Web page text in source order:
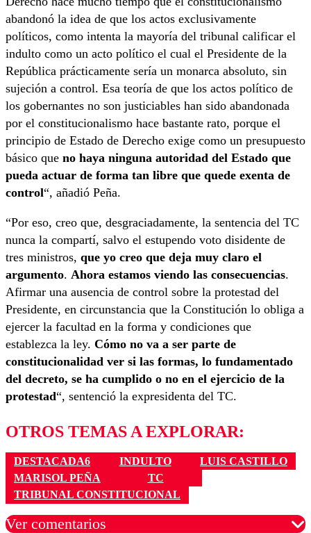
abandonó la idea de que los actos exclusivamente
políticos, como intenta la mayoría del tribunal calificar el
indulto como un acto político el cual el Presidente de la
República prácticamente sería un monarca absoluto, sin
sujeción a control. Esa teoría de que los actos político de
los gobernantes no son justiciables han sido abandonada
por el constitucionalismo hace bastante rato, porque el
principio de Estado de Derecho exige como un presupuesto
básico que no haya ninguna autoridad del Estado que
pueda actuar de forma tan libre que quede exenta de
control“, añadió Peña.
“Por eso, creo que, desgraciadamente, la sentencia del TC
nunca la compartí, salvo el estupendo voto disidente de
tres ministros, que yo creo que deja muy claro el
argumento. Ahora estamos viendo las consecuencias.
Afirmar una ausencia de control sobre la protestad del
Presidente, en circunstancia que la Constitución lo obliga a
ejercer la facultad en la forma y condiciones que
establezca la ley. Cómo no va a ser parte de
constitucionalidad ver si las formas, lo fundamentado
del decreto, se ha cumplido o no en el ejercicio de la
protestad“, sentenció la expresidenta del TC.
OTROS TEMAS A EXPLORAR:
DESTACADA6 INDULTO
LUIS CASTILLO
MARISOL PEÑA
TC
TRIBUNAL CONSTITUCIONAL
Ver comentarios